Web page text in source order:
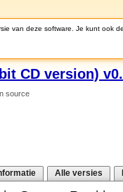
van deze software. Je kunt ook de
CD version)
source
Alle versies